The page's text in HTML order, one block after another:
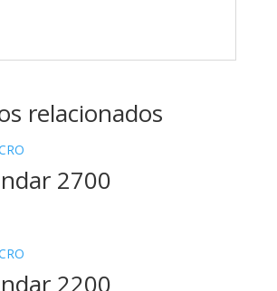
relacionados
2700
2200